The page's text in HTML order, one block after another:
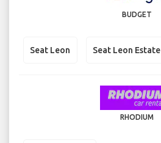
BUDGET
Seat Leon Seat Leon Estate
RHODIUM